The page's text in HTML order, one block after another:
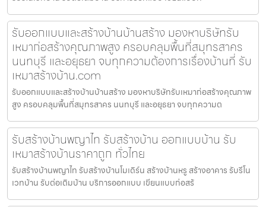
รับออกแบบและสร้างบ้านบ้านสร้าง มองหาบริษัทรับ
เหมาก่อสร้างคุณภาพสูง ครอบคลุมพื้นที่สมุทรสาคร
นนทบุรี และอยุธยา จบทุกความต้องการเรื่องบ้านที่ รับ
เหมาสร้างบ้าน.com
รับออกแบบและสร้างบ้านบ้านสร้าง มองหาบริษัทรับเหมาก่อสร้างคุณภาพ
สูง ครอบคลุมพื้นที่สมุทรสาคร นนทบุรี และอยุธยา จบทุกความต
รับสร้างบ้านพญาไท รับสร้างบ้าน ออกแบบบ้าน รับ
เหมาสร้างบ้านราคาถูก ทั่วไทย
รับสร้างบ้านพญาไท รับสร้างบ้านโมเดิร์น สร้างบ้านหรู สร้างอาคาร รับรีโน
เวทบ้าน รับต่อเติมบ้าน บริการออกแบบ เขียนแบบก่อสร้